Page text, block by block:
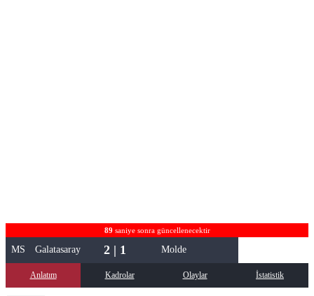
89 saniye sonra güncellenecektir
MS Galatasaray 2 | 1 Molde
Anlatım Kadrolar Olaylar İstatistik